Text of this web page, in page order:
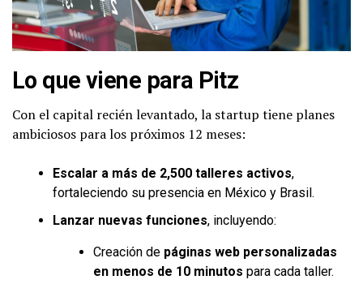
Lo que viene para Pitz
Con el capital recién levantado, la startup tiene planes
ambiciosos para los próximos 12 meses:
Escalar a más de 2,500 talleres activos,
fortaleciendo su presencia en México y Brasil.
Lanzar nuevas funciones, incluyendo:
Creación de páginas web personalizadas
en menos de 10 minutos para cada taller.